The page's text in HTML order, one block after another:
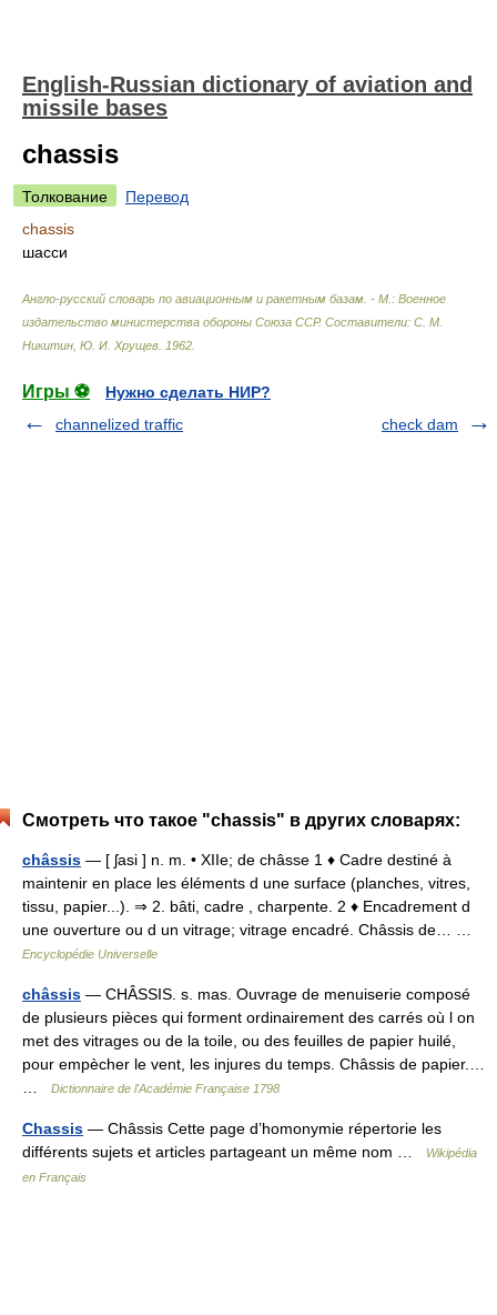
English-Russian dictionary of aviation and
missile bases
chassis
Толкование
Перевод
chassis
шасси
Англо-русский словарь по авиационным и ракетным базам. - М.: Военное
издательство министерства обороны Союза ССР. Составители: С. М.
Никитин, Ю. И. Хрущев 1962
Игры ⚽
Нужно сделать НИР?
channelized traffic
check dam
Смотреть что такое "chassis" в других словарях:
châssis — [ ʃasi ] n. m. • XIIe; de châsse 1 ♦ Cadre destiné à
maintenir en place les éléments d une surface (planches, vitres,
tissu, papier...). ⇒ 2. bâti, cadre , charpente. 2 ♦ Encadrement d
une ouverture ou d un vitrage; vitrage encadré. Châssis de… …
Encyclopédie Universelle
châssis — CHÂSSIS. s. mas. Ouvrage de menuiserie composé
de plusieurs pièces qui forment ordinairement des carrés où l on
met des vitrages ou de la toile, ou des feuilles de papier huilé,
pour empècher le vent, les injures du temps. Châssis de papier.…
Dictionnaire de l'Académie Française 1798
Chassis — Châssis Cette page d’homonymie répertorie les
différents sujets et articles partageant un même nom …
Wikipédia
en Français